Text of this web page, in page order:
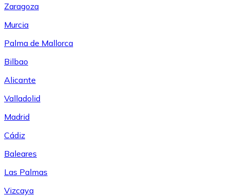
Zaragoza
Murcia
Palma de Mallorca
Bilbao
Alicante
Valladolid
Madrid
Cádiz
Baleares
Las Palmas
Vizcaya